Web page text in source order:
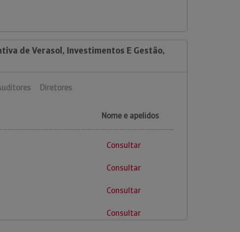
de Verasol, Investimentos E Gestão,
Diretores
Nome e apelidos
Consultar
Consultar
Consultar
Consultar